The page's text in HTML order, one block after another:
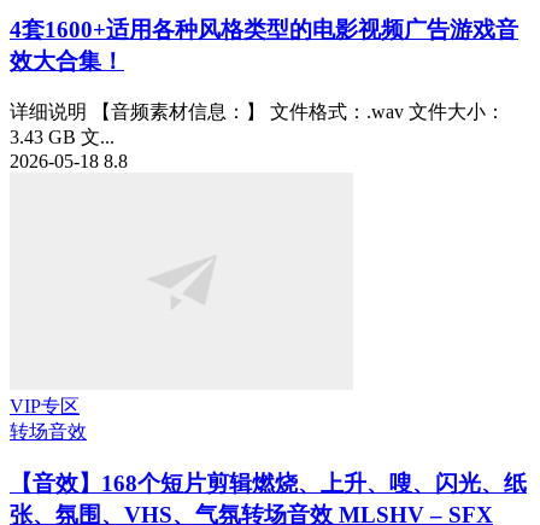
4套1600+适用各种风格类型的电影视频广告游戏音
效大合集！
详细说明 【音频素材信息：】 文件格式：.wav 文件大小：
3.43 GB 文...
2026-05-18 8.8
VIP专区
转场音效
【音效】168个短片剪辑燃烧、上升、嗖、闪光、纸
张、氛围、VHS、气氛转场音效 MLSHV – SFX